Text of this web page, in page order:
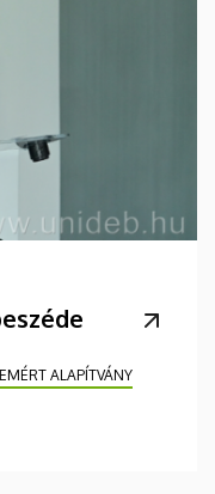
ALAPÍTVÁNY